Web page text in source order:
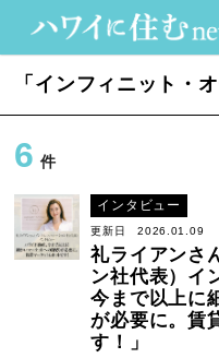
「インフィニット・
6 件
インタビュー
更新日 2026.01.09
礼ライアンさ
ン社代表）イ
今まで以上に
が必要に。賃
す！」